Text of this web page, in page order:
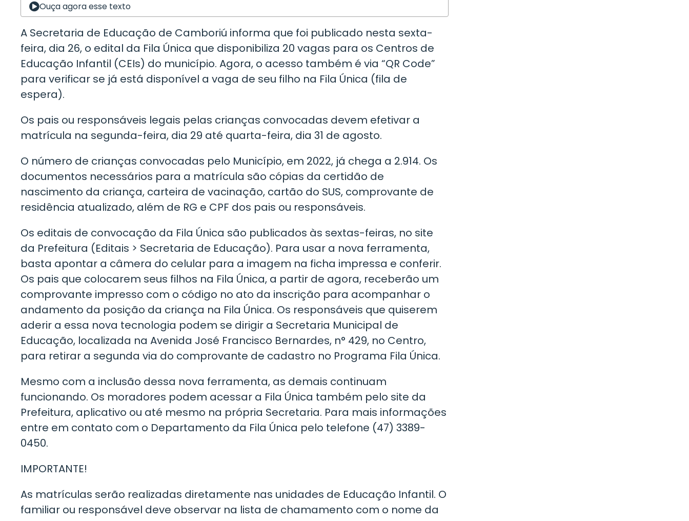
Ouça agora esse texto
A Secretaria de Educação de Camboriú informa que foi publicado nesta sexta-
feira, dia 26, o edital da Fila Única que disponibiliza 20 vagas para os Centros de
Educação Infantil (CEIs) do município. Agora, o acesso também é via “QR Code”
para verificar se já está disponível a vaga de seu filho na Fila Única (fila de
espera).
Os pais ou responsáveis legais pelas crianças convocadas devem efetivar a
matrícula na segunda-feira, dia 29 até quarta-feira, dia 31 de agosto.
O número de crianças convocadas pelo Município, em 2022, já chega a 2.914. Os
documentos necessários para a matrícula são cópias da certidão de
nascimento da criança, carteira de vacinação, cartão do SUS, comprovante de
residência atualizado, além de RG e CPF dos pais ou responsáveis.
Os editais de convocação da Fila Única são publicados às sextas-feiras, no site
da Prefeitura (Editais > Secretaria de Educação). Para usar a nova ferramenta,
basta apontar a câmera do celular para a imagem na ficha impressa e conferir.
Os pais que colocarem seus filhos na Fila Única, a partir de agora, receberão um
comprovante impresso com o código no ato da inscrição para acompanhar o
andamento da posição da criança na Fila Única. Os responsáveis que quiserem
aderir a essa nova tecnologia podem se dirigir a Secretaria Municipal de
Educação, localizada na Avenida José Francisco Bernardes, n° 429, no Centro,
para retirar a segunda via do comprovante de cadastro no Programa Fila Única.
Mesmo com a inclusão dessa nova ferramenta, as demais continuam
funcionando. Os moradores podem acessar a Fila Única também pelo site da
Prefeitura, aplicativo ou até mesmo na própria Secretaria. Para mais informações
entre em contato com o Departamento da Fila Única pelo telefone (47) 3389-
0450.
IMPORTANTE!
As matrículas serão realizadas diretamente nas unidades de Educação Infantil. O
familiar ou responsável deve observar na lista de chamamento com o nome da